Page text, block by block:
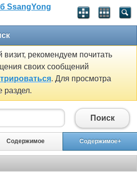
SsangYong
рекомендуем почитать
своих сообщений
. Для просмотра
раздел.
Поиск
Содержимое Содержимое+